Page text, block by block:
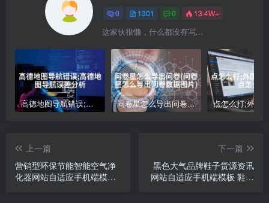
0 1301 0 13.4W+
这家伙很懒，什么都没有写...
高德地图导航错误;高德地图导航误差分析 问卷星怎么导出问卷(问卷星怎么导出问卷数据图片)
上一篇
营销型环保节能智能空气净
化器网站自适应手机端模板
下一篇
黑色大气品牌鞋子货源资讯
网站自适应手机端模板 鞋类